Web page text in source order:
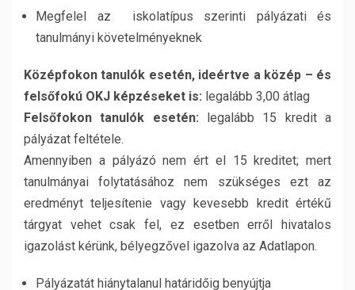
Megfelel az iskolatípus szerinti pályázati és
tanulmányi követelményeknek
Középfokon tanulók esetén, ideértve a közép – és
felsőfokú OKJ képzéseket is: legalább 3,00 átlag
Felsőfokon tanulók esetén: legalább 15 kredit a
pályázat feltétele.
Amennyiben a pályázó nem ért el 15 kreditet; mert
tanulmányai folytatásához nem szükséges ezt az
eredményt teljesítenie vagy kevesebb kredit értékű
tárgyat vehet csak fel, ez esetben erről hivatalos
igazolást kérünk, bélyegzővel igazolva az Adatlapon.
Pályázatát hiánytalanul határidőig benyújtja